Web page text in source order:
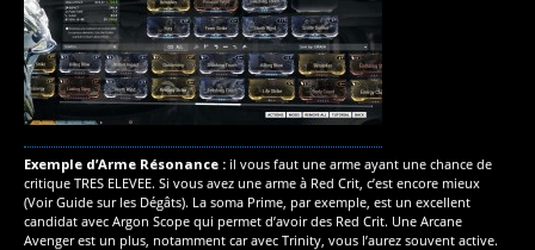
Exemple d’Arme Résonance : il vous faut une arme ayant une chance de
critique TRES ELEVEE. Si vous avez une arme à Red Crit, c’est encore mieux
(Voir Guide sur les Dégâts). La soma Prime, par exemple, est un excellent
candidat avec Argon Scope qui permet d’avoir des Red Crit. Une Arcane
Avenger est un plus, notamment car avec Trinity, vous l’aurez souvent active.